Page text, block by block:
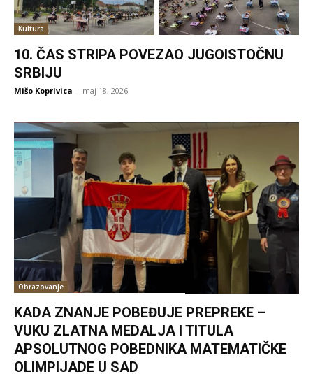
Kultura
10. ČAS STRIPA POVEZAO JUGOISTOČNU
SRBIJU
Mišo Koprivica - maj 18, 2026
Obrazovanje
KADA ZNANJE POBEĐUJE PREPREKE –
VUKU ZLATNA MEDALJA I TITULA
APSOLUTNOG POBEDNIKA MATEMATIČKE
OLIMPIJADE U SAD